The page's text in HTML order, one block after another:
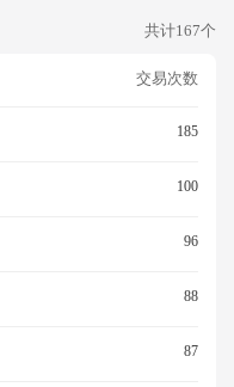
共计167个
交易次数
185
100
96
88
87